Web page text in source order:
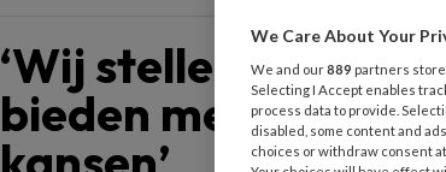
‘Wij stellen hoge
bieden
We Care About Your
We and our889 partners
Selecting I Accept enables
process data to provide.
disabled, some content and
choices or withdraw consent